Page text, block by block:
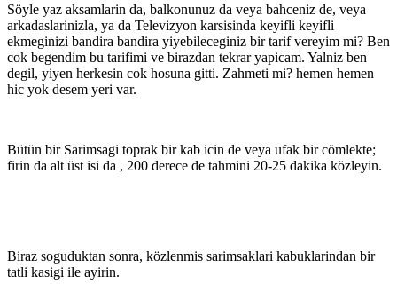
Söyle yaz aksamlarin da, balkonunuz da veya bahceniz de, veya
arkadaslarinizla, ya da Televizyon karsisinda keyifli keyifli
ekmeginizi bandira bandira yiyebileceginiz bir tarif vereyim mi? Ben
cok begendim bu tarifimi ve birazdan tekrar yapicam. Yalniz ben
degil, yiyen herkesin cok hosuna gitti. Zahmeti mi? hemen hemen
hic yok desem yeri var.
Bütün bir Sarimsagi toprak bir kab icin de veya ufak bir cömlekte;
firin da alt üst isi da , 200 derece de tahmini 20-25 dakika közleyin.
Biraz soguduktan sonra, közlenmis sarimsaklari kabuklarindan bir
tatli kasigi ile ayirin.